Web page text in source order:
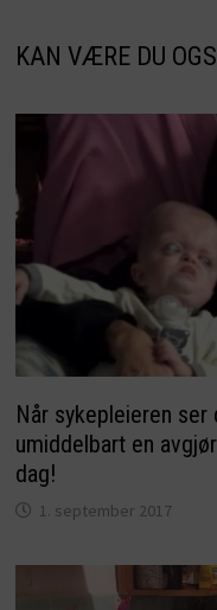
KAN VÆRE DU
Når sykepleieren ser
umiddelbart en
dag!
1. september 2017